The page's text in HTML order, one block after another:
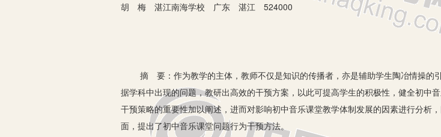
胡 梅 湛江南海学校 广东 湛江 524000
摘 要：作为教学的主体，教师不仅是知识的传播者，亦是辅助学生陶冶情操的
据学科中出现的问题，教研出高效的干预方案，以此可提高学生的积极性，健全初中
干预策略的重要性加以阐述，进而对影响初中音乐课堂教学体制发展的因素进行分析
面，提出了初中音乐课堂问题行为干预方法。